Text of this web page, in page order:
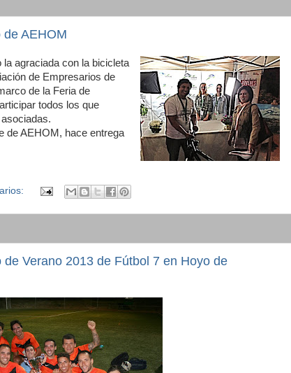
AEHOM
la agraciada con la bicicleta
de Empresarios de
de la Feria de
todos los que
de AEHOM, hace entrega
Verano 2013 de Fútbol 7 en Hoyo de